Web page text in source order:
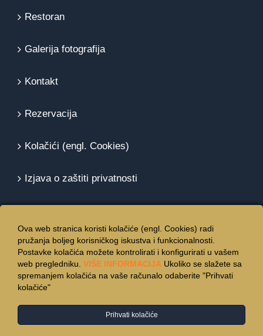
Restoran
Galerija fotografija
Kontakt
Rezervacija
Kolačići (engl. Cookies)
Izjava o zaštiti privatnosti
© Copyright 2015 -2026 | Hotel VincentinumZagreb| All
Ova web stranica koristi kolačiće (engl. Cookies) radi
pružanja boljeg korisničkog iskustva i funkcionalnosti.
Postavke kolačića možete kontrolirati i konfigurirati u vašem
web pregledniku. VIŠE INFORMACIJA Ukoliko se slažete sa
spremanjem kolačića na vaše računalo odaberite "Prihvati
kolačiće"
Prihvati kolačiće